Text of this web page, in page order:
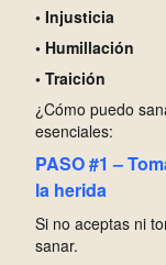
• Injusticia
• Humillación
• Traición
¿Cómo puedo
esenciales:
PASO #1 –
la herida
Si no aceptas ni
sanar.